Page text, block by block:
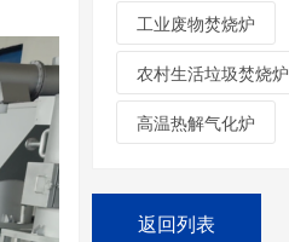
工业废物焚烧炉
农村生活垃圾焚烧炉
高温热解气化炉
返回列表